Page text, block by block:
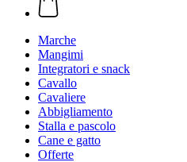
Marche
Mangimi
Integratori e snack
Cavallo
Cavaliere
Abbigliamento
Stalla e pascolo
Cane e gatto
Offerte